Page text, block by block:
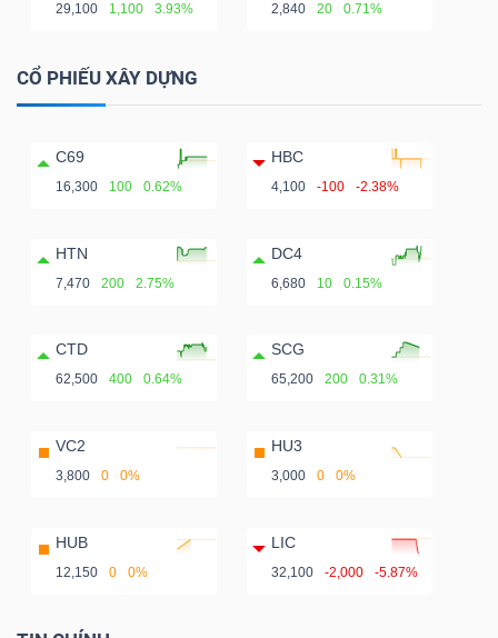
29,100 1,100 3.93% 2,840 20 0.71%
CỔ PHIẾU XÂY DỰNG
C69
16,300 100 0.62%
HBC
4,100 -100 -2.38%
HTN
7,470 200 2.75%
DC4
6,680 10 0.15%
CTD
62,500 400 0.64%
SCG
65,200 200 0.31%
VC2
3,800 0 0%
HU3
3,000 0 0%
HUB
12,150 0 0%
LIC
32,100 -2,000 -5.87%